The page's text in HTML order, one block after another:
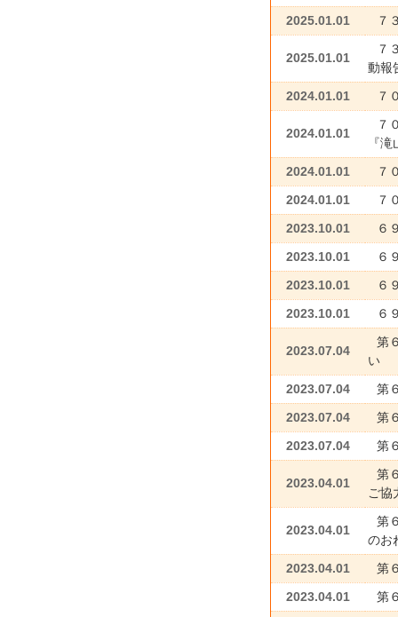
2025.01.01 ７
2025.01.01
７
動
2024.01.01 ７
2024.01.01
７
『
2024.01.01 ７
2024.01.01 ７
2023.10.01 ６
2023.10.01 ６
2023.10.01 ６
2023.10.01 ６
2023.07.04
第
い
2023.07.04 第
2023.07.04 第
2023.07.04 第
2023.04.01
第
ご協
2023.04.01
第
のお
2023.04.01 第
2023.04.01 第